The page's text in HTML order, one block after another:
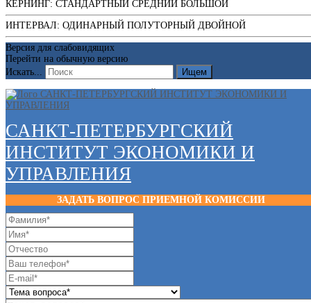
КЕРНИНГ: СТАНДАРТНЫЙ СРЕДНИЙ БОЛЬШОЙ
ИНТЕРВАЛ: ОДИНАРНЫЙ ПОЛУТОРНЫЙ ДВОЙНОЙ
Версия для слабовидящих
Перейти на обычную версию
Искать...
Ищем
САНКТ-ПЕТЕРБУРГСКИЙ
ИНСТИТУТ ЭКОНОМИКИ И
УПРАВЛЕНИЯ
ЗАДАТЬ ВОПРОС ПРИЕМНОЙ КОМИССИИ